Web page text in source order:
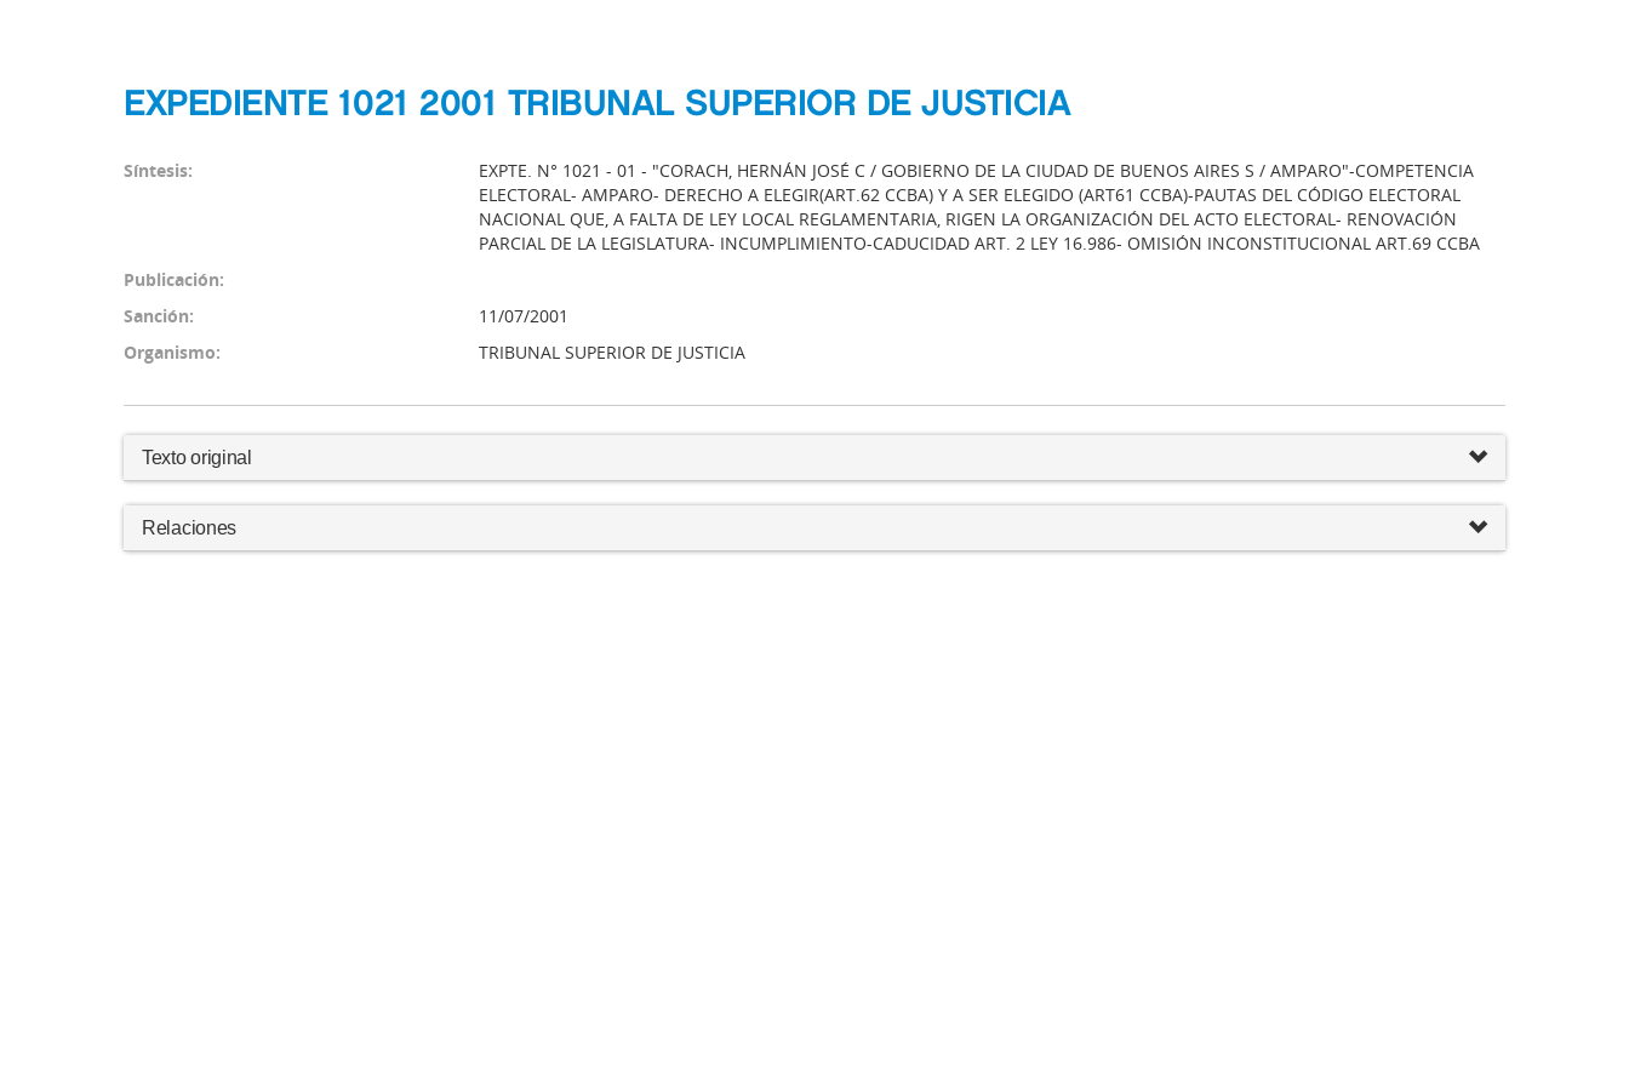
EXPEDIENTE 1021 2001 TRIBUNAL SUPERIOR DE JUSTICIA
Síntesis:
EXPTE. N° 1021 - 01 - "CORACH, HERNÁN JOSÉ C / GOBIERNO DE LA CIUDAD DE BUENOS AIRES S / AMPARO"-COMPETENCIA
ELECTORAL- AMPARO- DERECHO A ELEGIR(ART.62 CCBA) Y A SER ELEGIDO (ART61 CCBA)-PAUTAS DEL CÓDIGO ELECTORAL
NACIONAL QUE, A FALTA DE LEY LOCAL REGLAMENTARIA, RIGEN LA ORGANIZACIÓN DEL ACTO ELECTORAL- RENOVACIÓN
PARCIAL DE LA LEGISLATURA- INCUMPLIMIENTO-CADUCIDAD ART. 2 LEY 16.986- OMISIÓN INCONSTITUCIONAL ART.69 CCBA
Publicación:
Sanción:
11/07/2001
Organismo:
TRIBUNAL SUPERIOR DE JUSTICIA
Texto original
Relaciones